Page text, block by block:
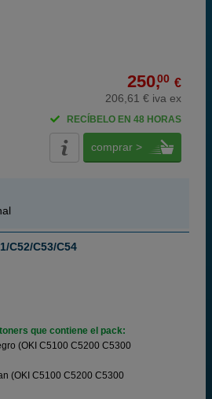
250,00 €
206,61 € iva ex
RECÍBELO EN 48 HORAS
comprar >
C52/C53/C54
que contiene el pack:
(OKI C5100 C5200 C5300
(OKI C5100 C5200 C5300